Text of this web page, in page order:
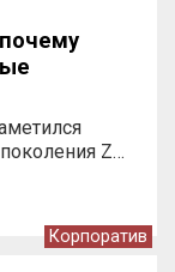
Z…
Корпоратив